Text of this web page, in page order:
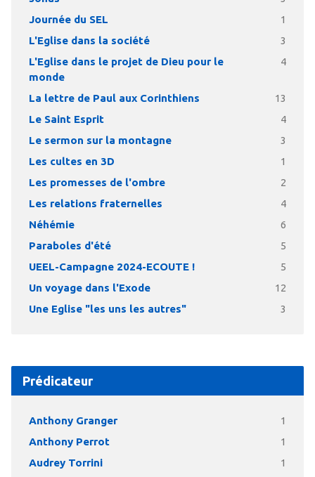
Journée du SEL 1
L'Eglise dans la société 3
L'Eglise dans le projet de Dieu pour le
monde
4
La lettre de Paul aux Corinthiens 13
Le Saint Esprit 4
Le sermon sur la montagne 3
Les cultes en 3D 1
Les promesses de l'ombre 2
Les relations fraternelles 4
Néhémie 6
Paraboles d'été 5
UEEL-Campagne 2024-ECOUTE ! 5
Un voyage dans l'Exode 12
Une Eglise "les uns les autres" 3
Prédicateur
Anthony Granger 1
Anthony Perrot 1
Audrey Torrini 1